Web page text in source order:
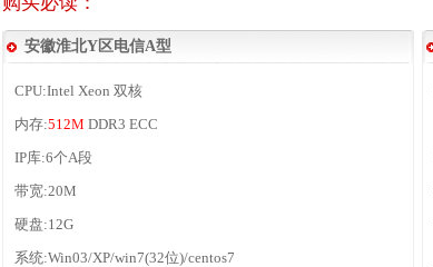
安徽淮北Y区电信A型
CPU:Intel Xeon 双核
内存:512M DDR3 ECC
IP库:6个A段
带宽:20M
硬盘:12G
系统:Win03/XP/win7(32位)/centos7